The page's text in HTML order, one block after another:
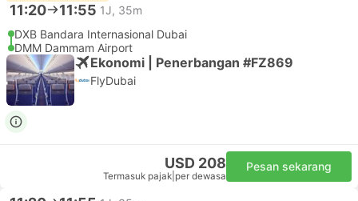
11:20 11:55 1J, 35m
DXB Bandara Internasional Dubai
DMM Dammam Airport
Ekonomi | Penerbangan #FZ869
FlyDubai
USD 208
Termasuk pajak per dewasa
Pesan sekarang